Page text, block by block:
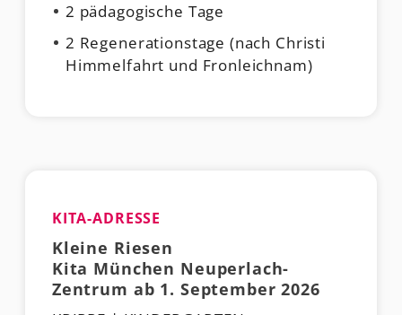
2 pädagogische Tage
2 Regenerationstage (nach Christi
Himmelfahrt und Fronleichnam)
KITA-ADRESSE
Kleine Riesen
Kita München Neuperlach-
Zentrum ab 1. September 2026